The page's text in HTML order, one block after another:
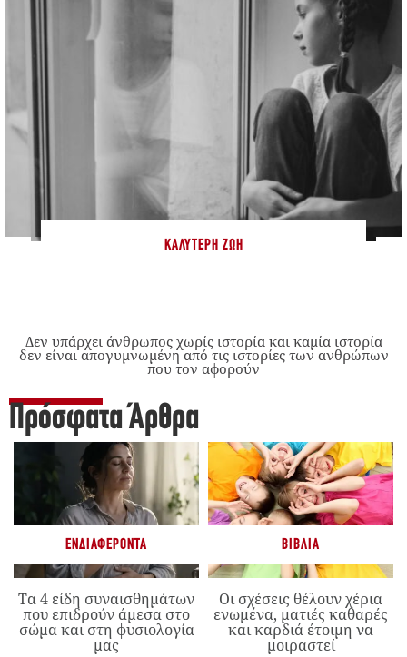
ΚΑΛΎΤΕΡΗ ΖΩΉ
Δεν υπάρχει άνθρωπος χωρίς ιστορία και καμία ιστορία
δεν είναι απογυμνωμένη από τις ιστορίες των ανθρώπων
που τον αφορούν
Πρόσφατα Άρθρα
ΕΝΔΙΑΦΈΡΟΝΤΑ
Τα 4 είδη συναισθημάτων
που επιδρούν άμεσα στο
σώμα και στη φυσιολογία
μας
ΒΙΒΛΊΑ
Οι σχέσεις θέλουν χέρια
ενωμένα, ματιές καθαρές
και καρδιά έτοιμη να
μοιραστεί